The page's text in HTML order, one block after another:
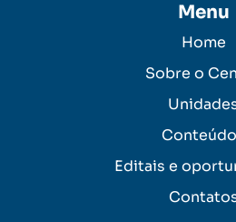
Menu
Home
Sobre o
Editais e